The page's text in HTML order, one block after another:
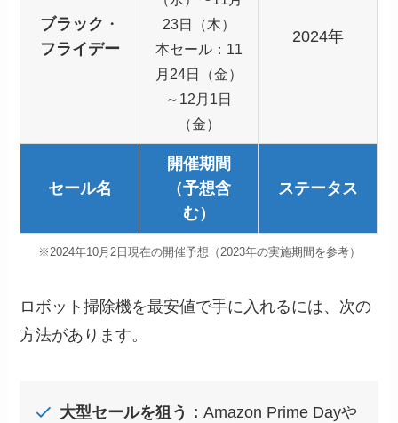
ブラック ・
フライデー
23日（木）
本セール：11
月24日（金）
～12月1日
（金）
2024年
セール名
開催期間
（予想含
む）
ステータス
※2024年10月2日現在の開催予想（2023年の実施期間を参考）
ロボット掃除機を最安値で手に入れるには、次の
方法があります。
大型セールを狙う：Amazon Prime Dayや